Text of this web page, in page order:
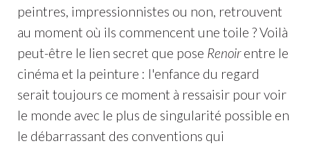
peintres, impressionnistes ou non, retrouvent
au moment où ils commencent une toile ? Voilà
peut-être le lien secret que pose Renoirentre le
cinéma et la peinture : l'enfance du regard
serait toujours ce moment à ressaisir pour voir
le monde avec le plus de singularité possible en
le débarrassant des conventions qui